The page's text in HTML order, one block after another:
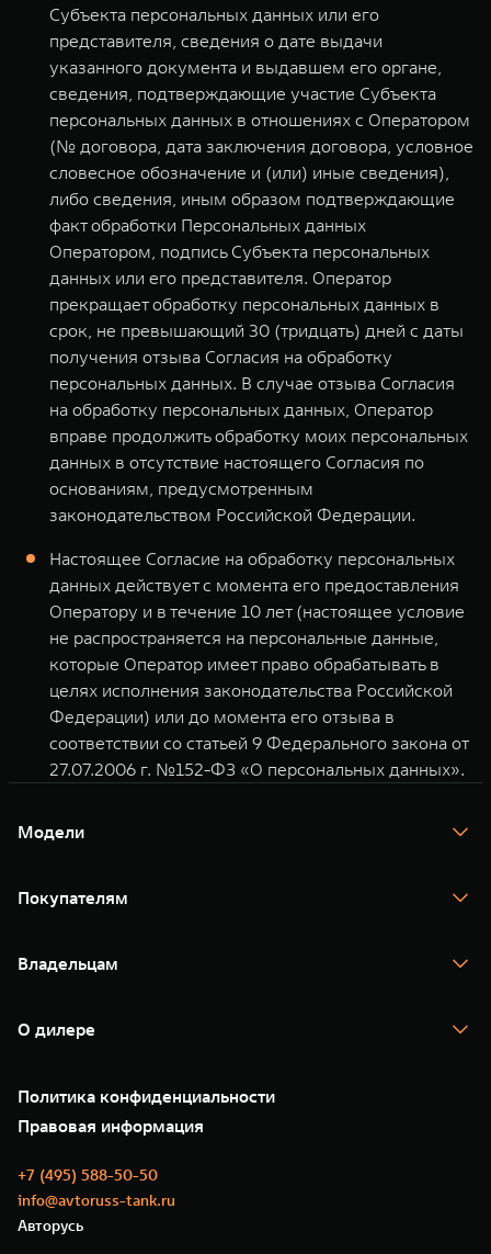
Субъекта персональных данных или его
представителя, сведения о дате выдачи
указанного документа и выдавшем его органе,
сведения, подтверждающие участие Субъекта
персональных данных в отношениях с Оператором
(№ договора, дата заключения договора, условное
словесное обозначение и (или) иные сведения),
либо сведения, иным образом подтверждающие
факт обработки Персональных данных
Оператором, подпись Субъекта персональных
данных или его представителя. Оператор
прекращает обработку персональных данных в
срок, не превышающий 30 (тридцать) дней с даты
получения отзыва Согласия на обработку
персональных данных. В случае отзыва Согласия
на обработку персональных данных, Оператор
вправе продолжить обработку моих персональных
данных в отсутствие настоящего Согласия по
основаниям, предусмотренным
законодательством Российской Федерации.
Настоящее Согласие на обработку персональных
данных действует с момента его предоставления
Оператору и в течение 10 лет (настоящее условие
не распространяется на персональные данные,
которые Оператор имеет право обрабатывать в
целях исполнения законодательства Российской
Федерации) или до момента его отзыва в
соответствии со статьей 9 Федерального закона от
27.07.2006 г. №152-ФЗ «О персональных данных».
Модели
TANK 400
TANK 500
Покупателям
Тест-драйв
TANK Финансы
Корпоративным клиентам
Зарядные станции
Владельцам
Помощь на дороге
Новые цифровые сервисы TANK
Сервис
Нулевое ТО
Моторные масла
О дилере
35 лет GWM
GWM ТЕХ ДЕНЬ
Новости
Политика конфиденциальности
Правовая информация
+7 (495) 588-50-50
info@avtoruss-tank.ru
Авторусь